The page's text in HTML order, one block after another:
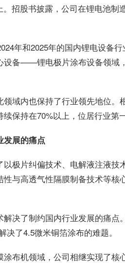
招股书披露，公司在锂电池制
年和2025年的国内锂电设备
设备——锂电极片涂布设备领域
域内也保持了行业领先地位
保持在70%以上，位居行业第
发展的痛点
以极片纠偏技术、电解液注液
与高透气性隔膜制备技术等
决了制约国内行业发展的痛点
决了4.5微米铜箔涂布的难题。
布机领域，公司相继实现了